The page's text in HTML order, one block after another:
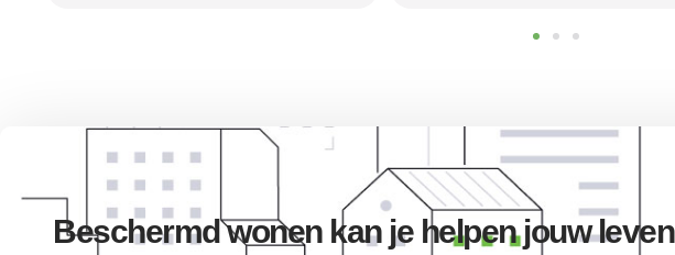
Beschermd wonen kan je helpen jouw leven